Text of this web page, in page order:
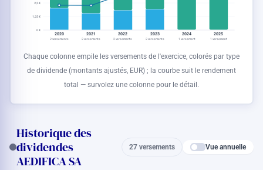
0 €
1,25 €
2,5 €
2020
2 versements
2021
2 versements
2022
2 versements
2023
2 versements
2024
1 versement
2025
1 versement
Chaque colonne empile les versements de l'exercice, colorés par type
de dividende (montants ajustés, EUR) ; la courbe suit le rendement
total — survolez une colonne pour le détail.
Historique des
dividendes
AEDIFICA SA
27 versements Vue annuelle